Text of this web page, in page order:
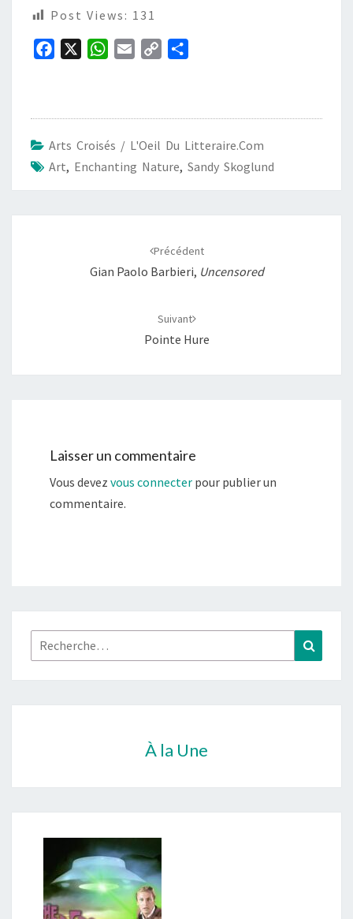
Post Views: 131
o
o
k
W
A
p
p
n
k
g
e
r
Arts Croisés / L'Oeil Du Litteraire.com
Art, Enchanting Nature, Sandy Skoglund
Précédent
Gian Paolo Barbieri, Uncensored
Suivant
Pointe Hure
Laisser un commentaire
Vous devez vous connecter pour publier un
commentaire.
Rechercher :
À la Une